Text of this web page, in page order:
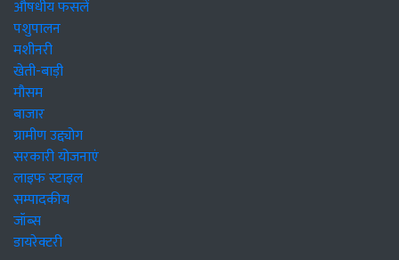
औषधीय फसलें
पशुपालन
मशीनरी
खेती-बाड़ी
मौसम
बाजार
ग्रामीण उद्द्योग
सरकारी योजनाएं
लाइफ स्टाइल
सम्पादकीय
जॉब्स
डायरेक्टरी